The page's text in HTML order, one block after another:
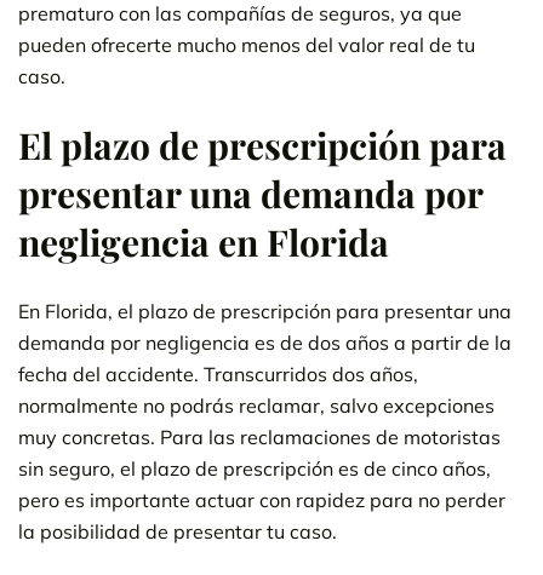
prematuro con las compañías de seguros, ya que
pueden ofrecerte mucho menos del valor real de tu
caso.
El plazo de prescripción para
presentar una demanda por
negligencia en Florida
En Florida, el plazo de prescripción para presentar una
demanda por negligencia es de dos años a partir de la
fecha del accidente. Transcurridos dos años,
normalmente no podrás reclamar, salvo excepciones
muy concretas. Para las reclamaciones de motoristas
sin seguro, el plazo de prescripción es de cinco años,
pero es importante actuar con rapidez para no perder
la posibilidad de presentar tu caso.